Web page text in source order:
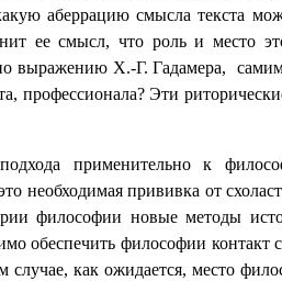
аберрацию смысла текста
ее смысл, что роль и место
выражению Х.-Г. Гадамера,
профессионала? Эти
применительно к
необходимая прививка от
философии новые методы
обеспечить философии
случае, как ожидается, место